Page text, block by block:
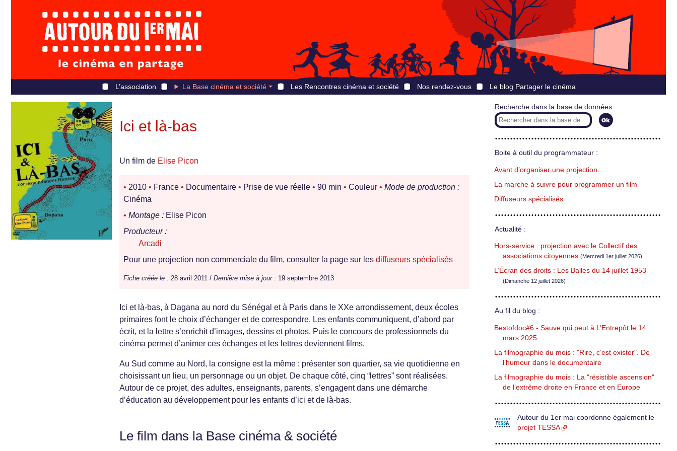
L’association La Base cinéma et société Les Rencontres cinéma et société Nos rendez-vous Le blog Partager le cinéma
Ici et là-bas
Un film de Elise Picon
• 2010 • France • Documentaire • Prise de vue réelle • 90 min • Couleur • Mode de production :
Cinéma
• Montage : Elise Picon
Producteur :
Arcadi
Pour une projection non commerciale du film, consulter la page sur les diffuseurs spécialisés
Fiche créée le : 28 avril 2011 / Dernière mise à jour : 19 septembre 2013
Ici et là-bas, à Dagana au nord du Sénégal et à Paris dans le XXe arrondissement, deux écoles
primaires font le choix d’échanger et de correspondre. Les enfants communiquent, d’abord par
écrit, et la lettre s’enrichit d’images, dessins et photos. Puis le concours de professionnels du
cinéma permet d’animer ces échanges et les lettres deviennent films.
Au Sud comme au Nord, la consigne est la même : présenter son quartier, sa vie quotidienne en
choisissant un lieu, un personnage ou un objet. De chaque côté, cinq “lettres” sont réalisées.
Autour de ce projet, des adultes, enseignants, parents, s’engagent dans une démarche
d’éducation au développement pour les enfants d’ici et de là-bas.
Le film dans la Base cinéma & société
Recherche dans la base de données
Boite à outil du programmateur :
Avant d’organiser une projection…
La marche à suivre pour programmer un film
Diffuseurs spécialisés
Actualité :
Hors-service : projection avec le Collectif des
associations citoyennes (Mercredi 1er juillet 2026)
L’Écran des droits : Les Balles du 14 juillet 1953
(Dimanche 12 juillet 2026)
Au fil du blog :
Bestofdoc#6 - Sauve qui peut à L’Entrepôt le 14
mars 2025
La filmographie du mois : "Rire, c’est exister". De
l’humour dans le documentaire
La filmographie du mois : La "résistible ascension"
de l’extrême droite en France et en Europe
Autour du 1er mai coordonne également le
projet TESSA